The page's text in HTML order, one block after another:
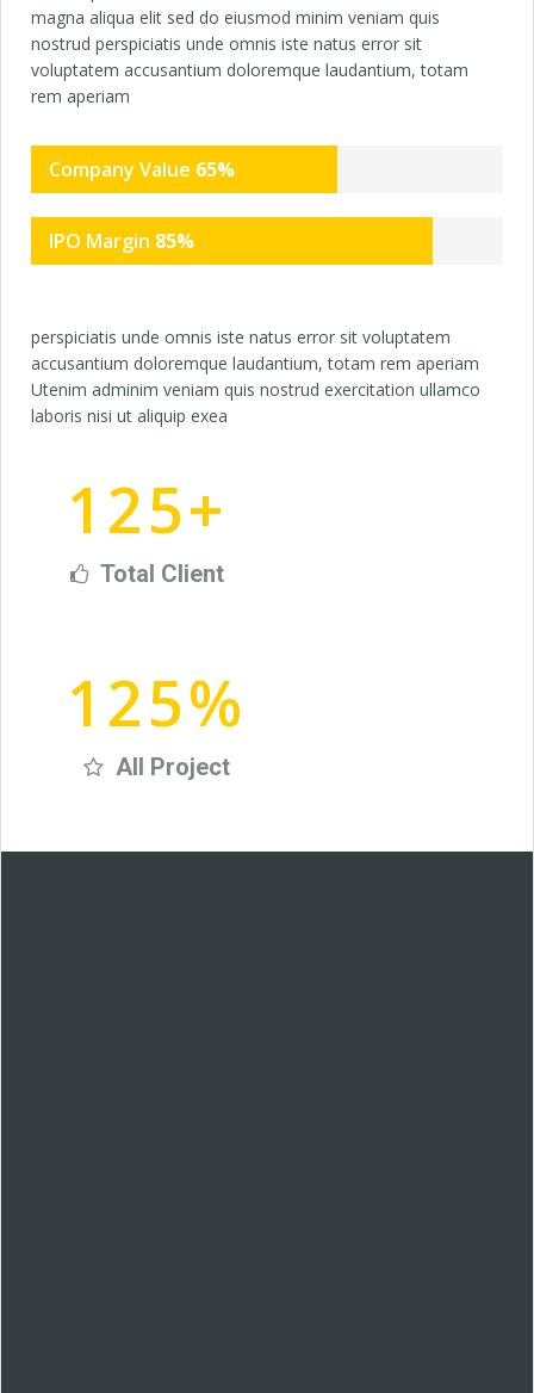
magna aliqua elit sed do eiusmod minim veniam quis
nostrud perspiciatis unde omnis iste natus error sit
voluptatem accusantium doloremque laudantium, totam
rem aperiam
Company Value 65%
IPO Margin 85%
perspiciatis unde omnis iste natus error sit voluptatem
accusantium doloremque laudantium, totam rem aperiam
Utenim adminim veniam quis nostrud exercitation ullamco
laboris nisi ut aliquip exea
125+
Total Client
125%
All Project